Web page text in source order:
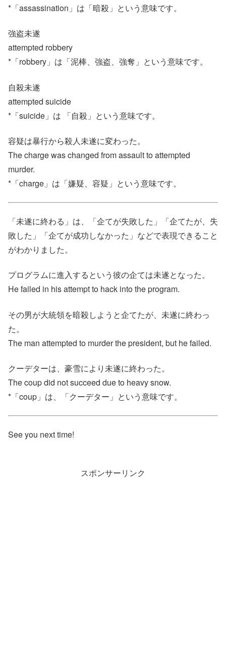
*「assassination」は「暗殺」という意味です。
強盗未遂
attempted robbery
*「robbery」は「泥棒、強盗、強奪」という意味です。
自殺未遂
attempted suicide
*「suicide」は 「自殺」という意味です。
容疑は暴行から殺人未遂に変わった。
The charge was changed from assault to attempted
murder.
*「charge」は「嫌疑、容疑」という意味です。
「未遂に終わる」は、「企てが失敗した」「企てたが、失
敗した」「企てが成功しなかった」などで表現できること
がわかりました。
プログラムに進入するという彼の企ては未遂となった。
He failed in his attempt to hack into the program.
その男が大統領を暗殺しようと企てたが、未遂に終わっ
た。
The man attempted to murder the president, but he failed.
クーデターは、豪雪により未遂に終わった。
The coup did not succeed due to heavy snow.
*「coup」は、「クーデター」という意味です。
See you next time!
スポンサーリンク